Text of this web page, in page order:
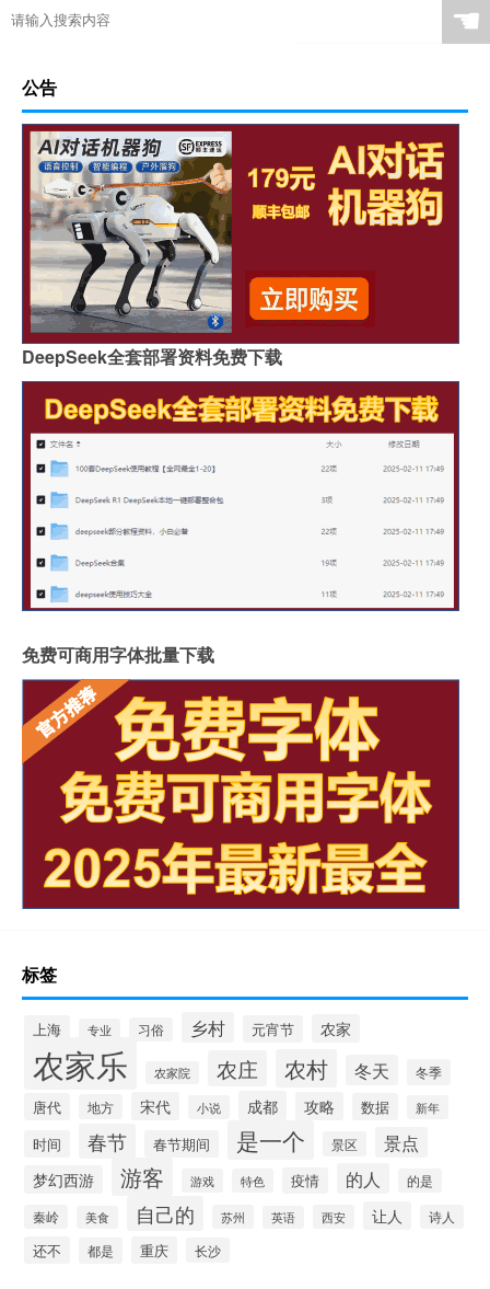
☚
公告
DeepSeek全套部署资料免费下载
免费可商用字体批量下载
标签
上海 专业 习俗 乡村 元宵节 农家
农家乐 农家院 农庄 农村 冬天 冬季
唐代 地方 宋代 小说 成都 攻略 数据 新年
时间 春节 春节期间 是一个 景区 景点
梦幻西游 游客 游戏 特色 疫情 的人 的是
秦岭 美食 自己的 苏州 英语 西安 让人 诗人
还不 都是 重庆 长沙